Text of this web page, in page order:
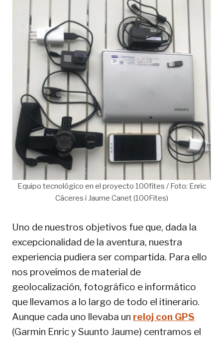
Equipo tecnológico en el proyecto 100fites / Foto: Enric
Cáceres i Jaume Canet (100Fites)
Uno de nuestros objetivos fue que, dada la
excepcionalidad de la aventura, nuestra
experiencia pudiera ser compartida. Para ello
nos proveímos de material de
geolocalización, fotográfico e informático
que llevamos a lo largo de todo el itinerario.
Aunque cada uno llevaba un reloj con GPS
(Garmin Enric y Suunto Jaume) centramos el